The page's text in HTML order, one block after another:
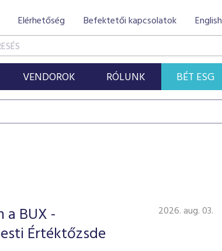
Elérhetőség Befektetői kapcsolatok English
VENDOROK RÓLUNK BÉT ESG
BUX -
Értéktőzsde
2026. aug. 03.